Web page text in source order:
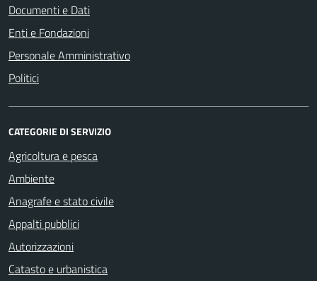
Documenti e Dati
Enti e Fondazioni
Personale Amministrativo
Politici
CATEGORIE DI SERVIZIO
Agricoltura e pesca
Ambiente
Anagrafe e stato civile
Appalti pubblici
Autorizzazioni
Catasto e urbanistica